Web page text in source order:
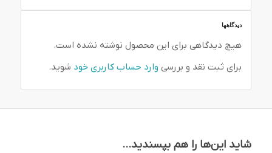
دیدگاهها
هیچ دیدگاهی برای این محصول نوشته نشده است.
برای ثبت نقد و بررسی وارد حساب کاربری خود شوید.
شاید این‌ها را هم بپسندید…